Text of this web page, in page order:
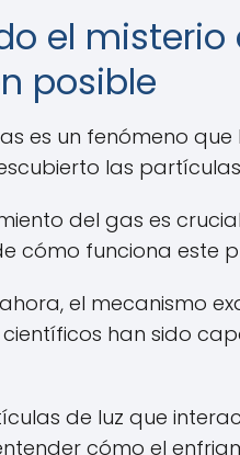
el
posible
es un fenómeno
las
del gas es
cómo funciona este
el mecanismo
han sido
de luz que
cómo el